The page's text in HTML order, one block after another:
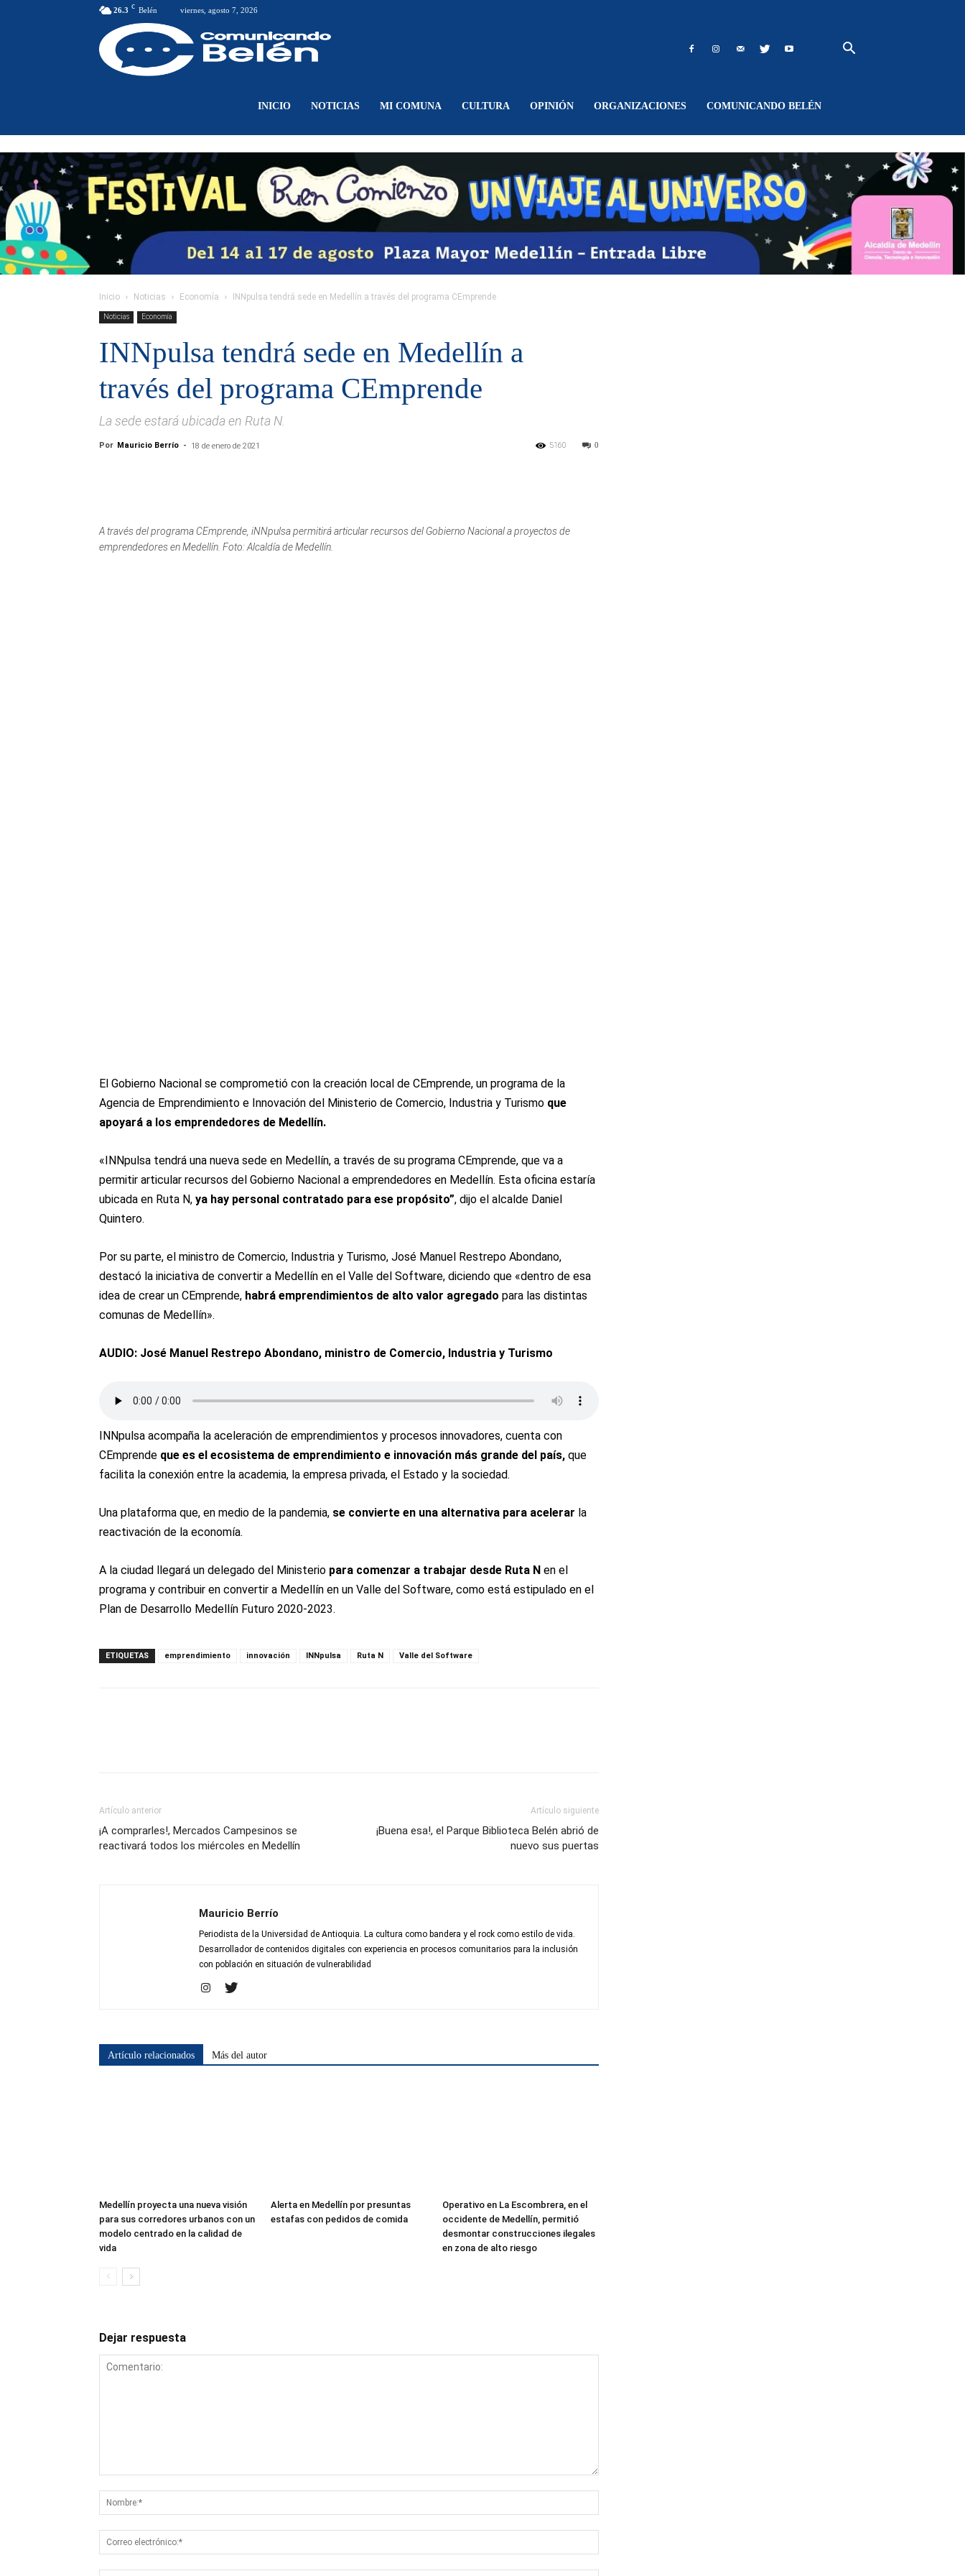
26.3 C Belén viernes, agosto 7, 2026
Belén
INICIO NOTICIAS MI COMUNA CULTURA OPINIÓN ORGANIZACIONES COMUNICANDO BELÉN
Inicio Noticias Economía INNpulsa tendrá sede en Medellín a través del programa CEmprende
Noticias Economía
INNpulsa tendrá sede en Medellín a
través del programa CEmprende
La sede estará ubicada en Ruta N.
Por Mauricio Berrío - 18 de enero de 2021 0
5160
A través del programa CEmprende, iNNpulsa permitirá articular recursos del Gobierno Nacional a proyectos de
emprendedores en Medellín. Foto: Alcaldía de Medellín.
El Gobierno Nacional se comprometió con la creación local de CEmprende, un programa de la
Agencia de Emprendimiento e Innovación del Ministerio de Comercio, Industria y Turismo que
apoyará a los emprendedores de Medellín.
«INNpulsa tendrá una nueva sede en Medellín, a través de su programa CEmprende, que va a
permitir articular recursos del Gobierno Nacional a emprendedores en Medellín. Esta oficina estaría
ubicada en Ruta N, ya hay personal contratado para ese propósito”, dijo el alcalde Daniel
Quintero.
Por su parte, el ministro de Comercio, Industria y Turismo, José Manuel Restrepo Abondano,
destacó la iniciativa de convertir a Medellín en el Valle del Software, diciendo que «dentro de esa
idea de crear un CEmprende, habrá emprendimientos de alto valor agregado para las distintas
comunas de Medellín».
AUDIO: José Manuel Restrepo Abondano, ministro de Comercio, Industria y Turismo
INNpulsa acompaña la aceleración de emprendimientos y procesos innovadores, cuenta con
CEmprende que es el ecosistema de emprendimiento e innovación más grande del país, que
facilita la conexión entre la academia, la empresa privada, el Estado y la sociedad.
Una plataforma que, en medio de la pandemia, se convierte en una alternativa para acelerar la
reactivación de la economía.
A la ciudad llegará un delegado del Ministerio para comenzar a trabajar desde Ruta N en el
programa y contribuir en convertir a Medellín en un Valle del Software, como está estipulado en el
Plan de Desarrollo Medellín Futuro 2020-2023.
ETIQUETAS emprendimiento innovación INNpulsa Ruta N Valle del Software
Artículo anterior
¡A comprarles!, Mercados Campesinos se
reactivará todos los miércoles en Medellín
Artículo siguiente
¡Buena esa!, el Parque Biblioteca Belén abrió de
nuevo sus puertas
Mauricio Berrío
Periodista de la Universidad de Antioquia. La cultura como bandera y el rock como estilo de vida.
Desarrollador de contenidos digitales con experiencia en procesos comunitarios para la inclusión
con población en situación de vulnerabilidad
Artículo relacionados Más del autor
Medellín proyecta una nueva visión
para sus corredores urbanos con un
modelo centrado en la calidad de
vida
Alerta en Medellín por presuntas
estafas con pedidos de comida
Operativo en La Escombrera, en el
occidente de Medellín, permitió
desmontar construcciones ilegales
en zona de alto riesgo
Dejar respuesta